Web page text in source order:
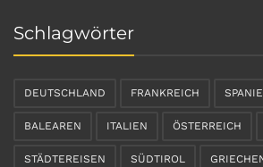
Schlagwörter
DEUTSCHLAND FRANKREICH
BALEAREN ITALIEN ÖSTERREICH
STÄDTEREISEN SÜDTIROL